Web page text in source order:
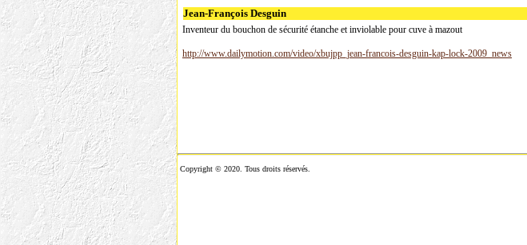
Jean-François Desguin
Inventeur du bouchon de sécurité étanche et inviolable pour cuve à mazout
http://www.dailymotion.com/video/xbujpp_jean-francois-desguin-kap-lock-2009_news
Copyright © 2020. Tous droits réservés.